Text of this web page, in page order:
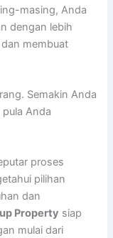
masing, Anda
dengan lebih
membuat
Semakin Anda
Anda
proses
pilihan
dan
Property siap
mulai dari